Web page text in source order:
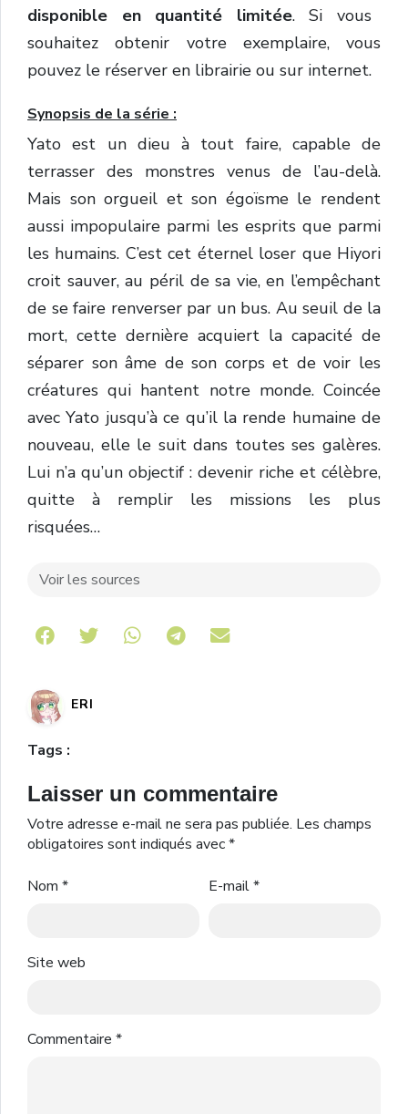
disponible en quantité limitée. Si vous
souhaitez obtenir votre exemplaire, vous
pouvez le réserver en librairie ou sur internet.
Synopsis de la série :
Yato est un dieu à tout faire, capable de
terrasser des monstres venus de l’au-delà.
Mais son orgueil et son égoïsme le rendent
aussi impopulaire parmi les esprits que parmi
les humains. C’est cet éternel loser que Hiyori
croit sauver, au péril de sa vie, en l’empêchant
de se faire renverser par un bus. Au seuil de la
mort, cette dernière acquiert la capacité de
séparer son âme de son corps et de voir les
créatures qui hantent notre monde. Coincée
avec Yato jusqu’à ce qu’il la rende humaine de
nouveau, elle le suit dans toutes ses galères.
Lui n’a qu’un objectif : devenir riche et célèbre,
quitte à remplir les missions les plus
risquées…
Voir les sources
Share on Telegram
ERI
Tags :
Laisser un commentaire
Votre adresse e-mail ne sera pas publiée. Les champs
obligatoires sont indiqués avec*
Nom * E-mail*
Site web
Commentaire *